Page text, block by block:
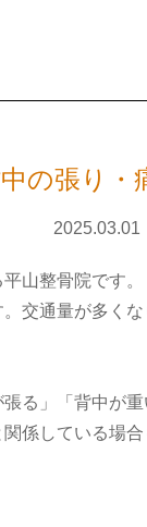
の張り・
2025.03.01
山整骨院です。
交通量が多く
る」「背中が重
係している場合